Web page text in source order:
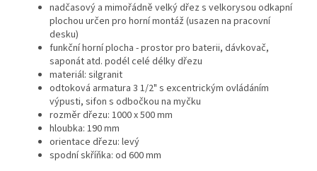
nadčasový a mimořádně velký dřez s velkorysou odkapní
plochou určen pro horní montáž (usazen na pracovní
desku)
funkční horní plocha - prostor pro baterii, dávkovač,
saponát atd. podél celé délky dřezu
materiál: silgranit
odtoková armatura 3 1/2" s excentrickým ovládáním
výpusti, sifon s odbočkou na myčku
rozměr dřezu: 1000 x 500 mm
hloubka: 190 mm
orientace dřezu: levý
spodní skříňka: od 600 mm